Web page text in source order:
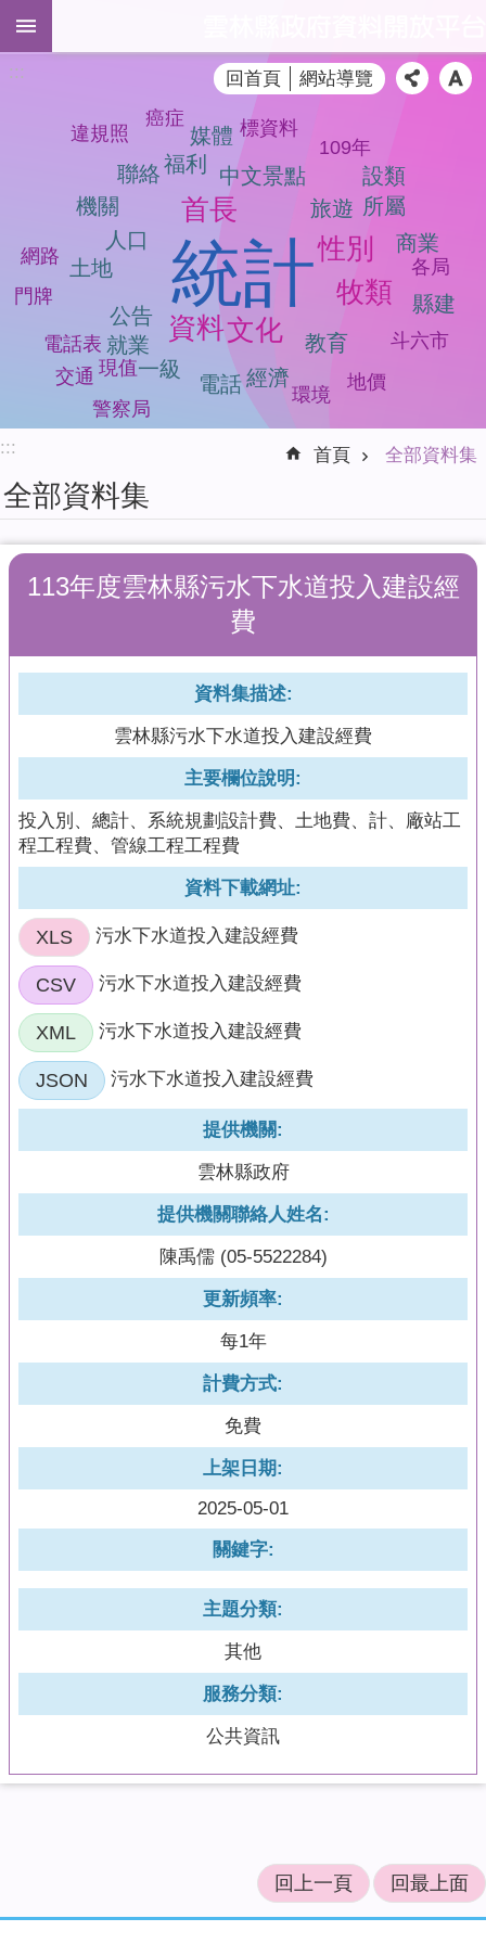
跳到主要內容區塊
部
資
料
檢
擬
系
統
教
練
程
加
值
型
回
首
頁
網
站
導
覽
::: 回首頁 網站導覽
統計
文化
首長
性別
資料
牧類
人口
公告
旅遊
中文景點
教育
土地
就業
經濟
福利
所屬
一級
機關
聯絡
電話
商業
縣建
設類
媒體
環境
各局
網路
電話表
109年
現值
地價
斗六市
門牌
標資料
交通
警察局
違規照
癌症
::: 首頁 全部資料集
全部資料集
113年度雲林縣污水下水道投入建設經
費
資料集描述:
雲林縣污水下水道投入建設經費
主要欄位說明:
投入別、總計、系統規劃設計費、土地費、計、廠站工
程工程費、管線工程工程費
資料下載網址:
XLS 污水下水道投入建設經費
CSV 污水下水道投入建設經費
XML 污水下水道投入建設經費
JSON 污水下水道投入建設經費
提供機關:
雲林縣政府
提供機關聯絡人姓名:
陳禹儒 (05-5522284)
更新頻率:
每1年
計費方式:
免費
上架日期:
2025-05-01
關鍵字:
主題分類:
其他
服務分類:
公共資訊
回上一頁 回最上面